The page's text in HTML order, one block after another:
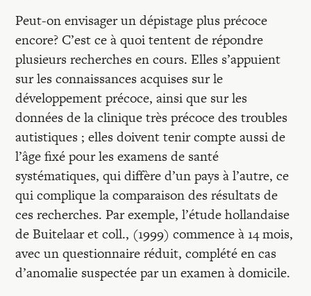
Peut-on envisager un dépistage plus précoce
encore? C’est ce à quoi tentent de répondre
plusieurs recherches en cours. Elles s’appuient
sur les connaissances acquises sur le
développement précoce, ainsi que sur les
données de la clinique très précoce des troubles
autistiques ; elles doivent tenir compte aussi de
l’âge fixé pour les examens de santé
systématiques, qui diffère d’un pays à l’autre, ce
qui complique la comparaison des résultats de
ces recherches. Par exemple, l’étude hollandaise
de Buitelaar et coll., (1999) commence à 14 mois,
avec un questionnaire réduit, complété en cas
d’anomalie suspectée par un examen à domicile.